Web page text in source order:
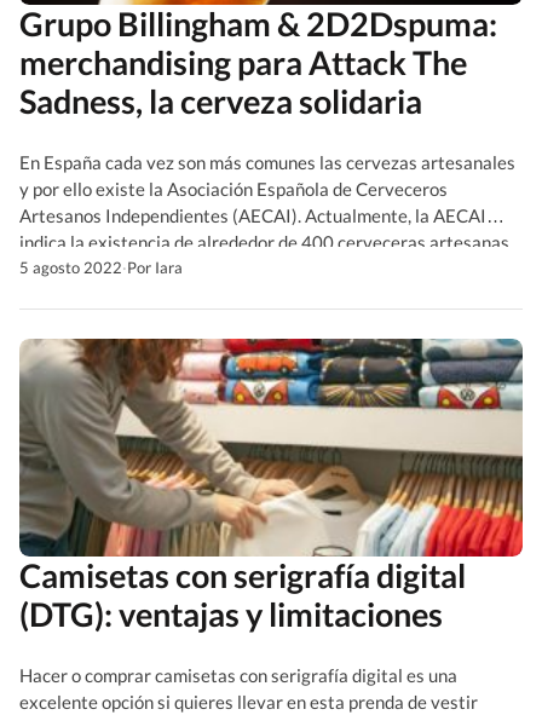
Grupo Billingham & 2D2Dspuma:
merchandising para Attack The
Sadness, la cerveza solidaria
En España cada vez son más comunes las cervezas artesanales
y por ello existe la Asociación Española de Cerveceros
Artesanos Independientes (AECAI). Actualmente, la AECAI
indica la existencia de alrededor de 400 cerveceras artesanas.
En esta oportunidad, vamos a hablarte de 2D2Dspuma, una
5 agosto 2022·Por Iara
Camisetas con serigrafía digital
(DTG): ventajas y limitaciones
Hacer o comprar camisetas con serigrafía digital es una
excelente opción si quieres llevar en esta prenda de vestir